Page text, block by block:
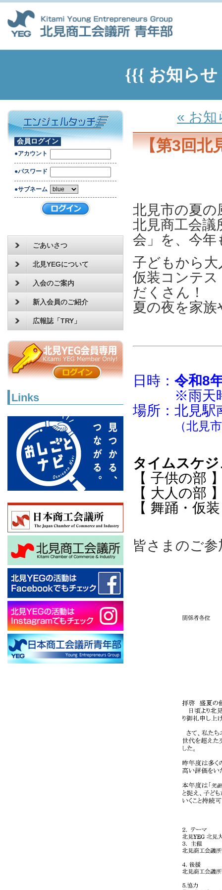
{{{ お知ら
« お知
【第3回北
北見市の夏
北見商工会議
会」を、今
子どもから
仮装コンテ
だくさん！
夏の夜を家
日時： 令和8
※雨天時、
場所：北見駅
（北見
タイムスケ
【 子供の部
【 大人の部
【 舞踊・仮
皆さまのご
会員ログイン
●アカウント
●パスワード
●サブネーム
ごあいさつ
北見YEGについて
入会のご案内
新入会員のご紹介
広報誌「TRY」
Links